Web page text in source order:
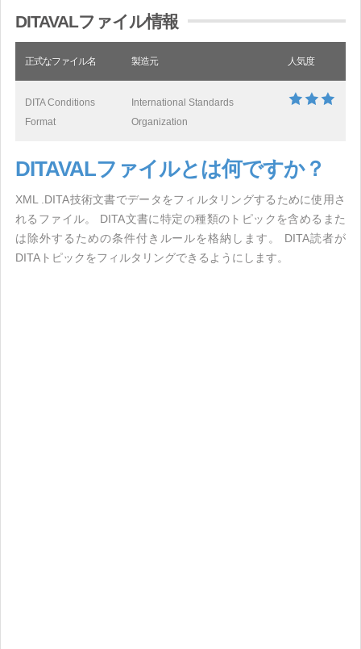
DITAVALファイル情報
正式なファイル名 製造元 人気度
DITA Conditions
Format
International Standards
Organization
DITAVALファイルとは何ですか？
XML .DITA技術文書でデータをフィルタリングするために使用さ
れるファイル。 DITA文書に特定の種類のトピックを含めるまた
は除外するための条件付きルールを格納します。 DITA読者が
DITAトピックをフィルタリングできるようにします。